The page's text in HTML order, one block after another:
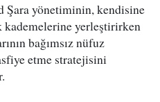
Şara yönetiminin, kendisine
yerleştirirken
bağımsız nüfuz
etme stratejisini